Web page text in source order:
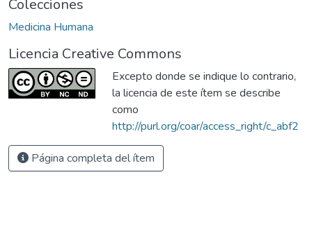
Colecciones
Medicina Humana
Licencia Creative Commons
Excepto donde se indique lo contrario,
la licencia de este ítem se describe
como
http://purl.org/coar/access_right/c_abf2
Página completa del ítem